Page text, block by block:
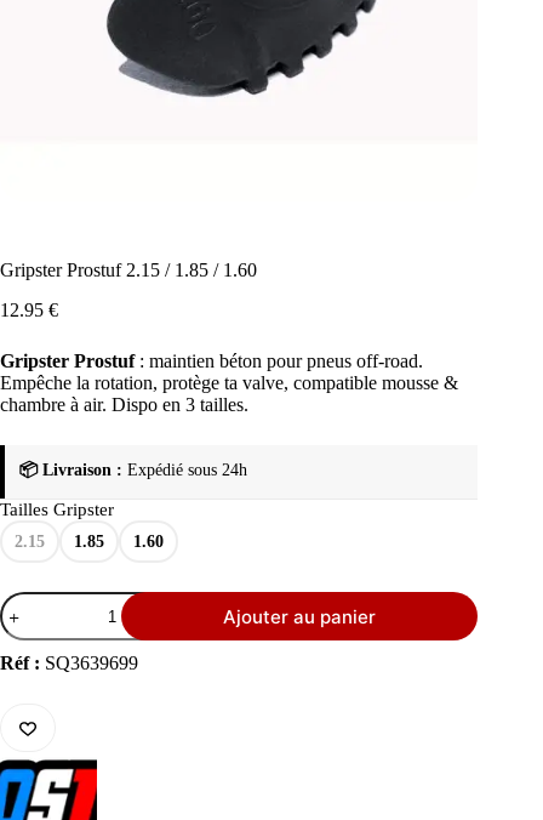
Gripster Prostuf 2.15 / 1.85 / 1.60
12.95 €
Gripster Prostuf: maintien béton pour pneus off-road.
Empêche la rotation, protège ta valve, compatible mousse &
chambre à air. Dispo en 3 tailles.
📦 Livraison : Expédié sous 24h
Tailles Gripster
2.15 1.85 1.60
quantité
de
Gripster
Prostuf
1.85
1.60
Ajouter au panier
Réf : SQ3639699